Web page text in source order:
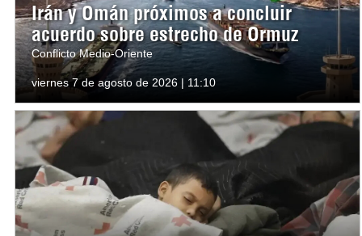
Irán y Omán próximos a concluir
acuerdo sobre estrecho de Ormuz
Conflicto Medio-Oriente
viernes 7 de agosto de 2026 | 11:10